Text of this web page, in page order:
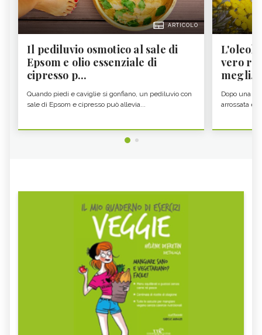
ARTICOLO
Il pediluvio osmotico al sale di
Epsom e olio essenziale di
cipresso p...
Quando piedi e caviglie si gonfiano, un pediluvio con
sale di Epsom e cipresso può allevia...
vero re
megli...
Dopo una
arrossata e